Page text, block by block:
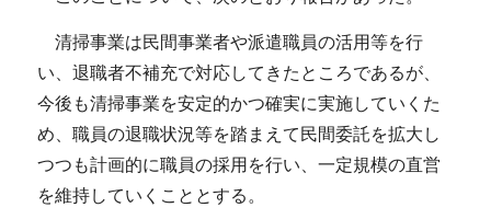
清掃事業は民間事業者や派遣職員の活用等を行
い、退職者不補充で対応してきたところであるが、
今後も清掃事業を安定的かつ確実に実施していくた
め、職員の退職状況等を踏まえて民間委託を拡大し
つつも計画的に職員の採用を行い、一定規模の直営
を維持していくこととする。